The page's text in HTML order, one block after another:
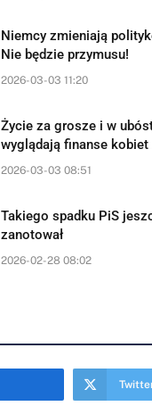
Niemcy zmieniają
Nie będzie przymusu!
2026-03-03 11:20
Życie za grosze i w
wyglądają finanse
2026-03-03 08:51
Takiego spadku PiS
zanotował
2026-02-28 08:02